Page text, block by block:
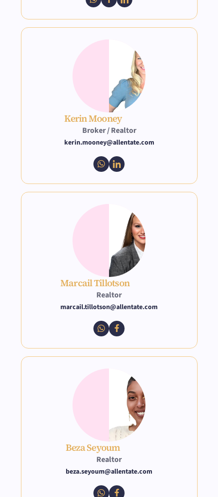
Kerin Mooney
Broker / Realtor
kerin.mooney@allentate.com
Marcail Tillotson
Realtor
marcail.tillotson@allentate.com
Beza Seyoum
Realtor
beza.seyoum@allentate.com